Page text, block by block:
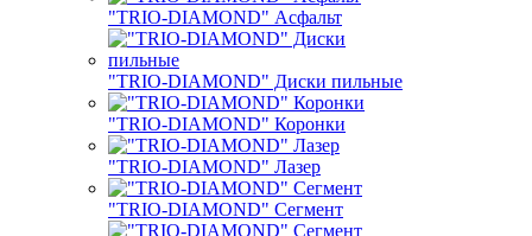
"TRIO-DIAMOND" Асфальт
"TRIO-DIAMOND" Диски пильные
"TRIO-DIAMOND" Коронки
"TRIO-DIAMOND" Лазер
"TRIO-DIAMOND" Сегмент